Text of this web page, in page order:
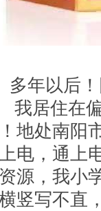
年以后！
居住在偏
地处南阳
电，通上
源，我小
竖写不直